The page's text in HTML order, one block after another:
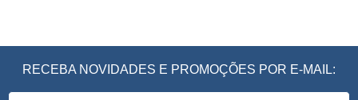
RECEBA NOVIDADES E PROMOÇÕES POR E-MAIL: